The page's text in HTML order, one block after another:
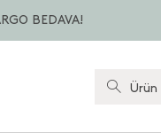
BEDAVA!